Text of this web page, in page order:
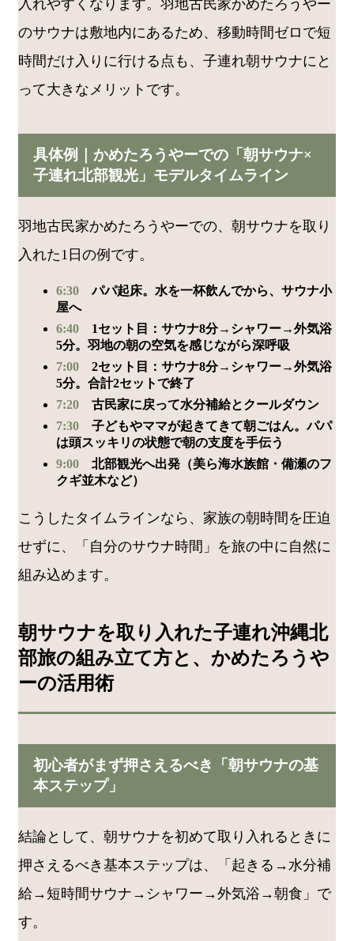
入れやすくなります。羽地古民家かめたろうやー
のサウナは敷地内にあるため、移動時間ゼロで短
時間だけ入りに行ける点も、子連れ朝サウナにと
って大きなメリットです。
具体例｜かめたろうやーでの「朝サウナ×
子連れ北部観光」モデルタイムライン
羽地古民家かめたろうやーでの、朝サウナを取り
入れた1日の例です。
6:30 パパ起床。水を一杯飲んでから、サウナ小
屋へ
6:40 1セット目：サウナ8分→シャワー→外気浴
5分。羽地の朝の空気を感じながら深呼吸
7:00 2セット目：サウナ8分→シャワー→外気浴
5分。合計2セットで終了
7:20 古民家に戻って水分補給とクールダウン
7:30 子どもやママが起きてきて朝ごはん。パパ
は頭スッキリの状態で朝の支度を手伝う
9:00 北部観光へ出発（美ら海水族館・備瀬のフ
クギ並木など）
こうしたタイムラインなら、家族の朝時間を圧迫
せずに、「自分のサウナ時間」を旅の中に自然に
組み込めます。
朝サウナを取り入れた子連れ沖縄北
部旅の組み立て方と、かめたろうや
ーの活用術
初心者がまず押さえるべき「朝サウナの基
本ステップ」
結論として、朝サウナを初めて取り入れるときに
押さえるべき基本ステップは、「起きる→水分補
給→短時間サウナ→シャワー→外気浴→朝食」で
す。